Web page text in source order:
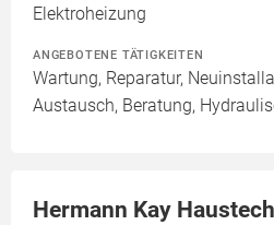
Elektroheizung
ANGEBOTENE TÄTIGKEITEN
Wartung, Reparatur,
Austausch, Beratung,
Hermann Kay